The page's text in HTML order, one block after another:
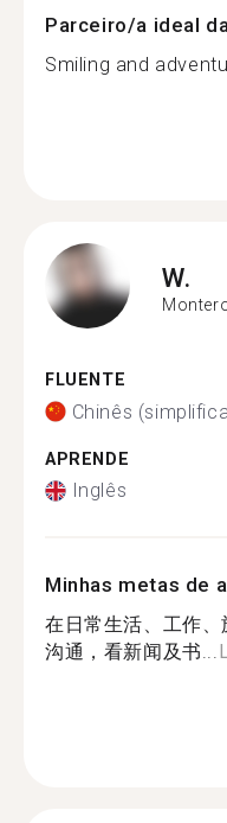
Parceiro/a ideal
Smiling and
W.
FLUENTE
Chinês
APRENDE
Inglês
Minhas metas de
在日常生活、工作
沟通，看新闻及书...